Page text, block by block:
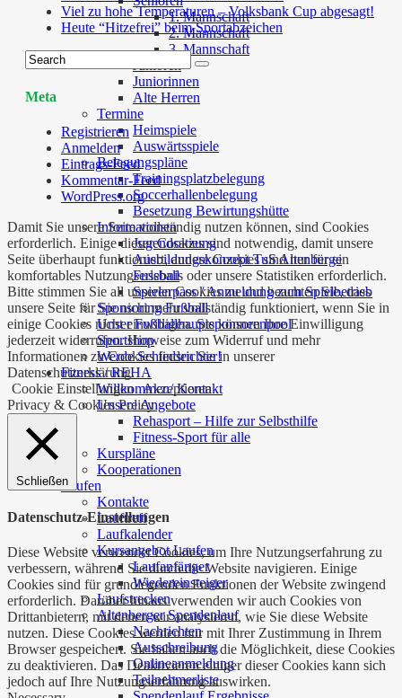
1. Mannschaft
2. Mannschaft
3. Mannschaft
Junioren
Juniorinnen
Alte Herren
Termine
Heimspiele
Auswärtsspiele
Belegungspläne
Trainingsplatzbelegung
Soccerhallenbelegung
Besetzung Bewirtungshütte
Informationen
Jugendsatzung
Ausbildungskonzept TuS Altenberge
Fussball
Spielerpass / Anmeldung zum Spielbetrieb
Sponsoring Fußball
Unser Fußballhauptsponsorenpool
Sportshop
Werde Schiedsrichter!
Fitness / REHA
Willkommen/ Kontakt
Unsere Angebote
Rehasport – Hilfe zur Selbsthilfe
Fitness-Sport für alle
Kurspläne
Kooperationen
Laufen
Kontakte
Lauftreff
Laufkalender
Kursangebot Laufen
Laufanfänger
Wiedereinsteiger
Laufstrecken
Altenberger Spendenlauf
Nachrichten
Ausschreibung
Onlineanmeldung
Teilnehmerliste
Viel zu hohe Temperaturen – Volksbank Cup abgesagt!
Heute “Hitzefrei” beim Sportabzeichen
Meta
Registrieren
Anmelden
Eintrags-Feed
Kommentar-Feed
WordPress.org
Damit Sie unsere Seite vollständig nutzen können, sind Cookies
erforderlich. Einige dieser Cookies sind notwendig, damit unsere
Seite überhaupt funktioniert, andere Cookies sind nur für ein
komfortables Nutzungserlebnis oder unsere Statistiken erforderlich.
Bitte stimmen Sie all unseren Cookies zu und beachten Sie, dass
unsere Seite für Sie nicht mehr vollständig funktioniert, wenn Sie in
einige Cookies nicht einwilligen. Sie können Ihre Einwilligung
jederzeit widerrufen. Hinweise zum Widerruf und mehr
Informationen zu Cookies finden Sie in unserer
Datenschutzerklärung.
Cookie Einstellungen Akzeptieren
Privacy & Cookies Policy
Schließen
Datenschutz-Einstellungen
Diese Website verwendet Cookies, um Ihre Nutzungserfahrung zu
verbessern, während Sie durch die Website navigieren. Einige
Cookies sind für grundlegenden Funktionen der Website zwingend
erforderlich. Darüber hinaus verwenden wir auch Cookies von
Drittanbietern, mit denen wir analysieren, wie Sie diese Website
nutzen. Diese Cookies werden nur mit Ihrer Zustimmung in Ihrem
Browser gespeichert. Sie haben auch die Möglichkeit, diese Cookies
zu deaktivieren. Das Deaktivieren einiger dieser Cookies kann sich
jedoch auf Ihre Nutzungserfahrung auswirken.